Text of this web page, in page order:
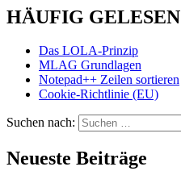
HÄUFIG GELESEN
Das LOLA-Prinzip
MLAG Grundlagen
Notepad++ Zeilen sortieren
Cookie-Richtlinie (EU)
Suchen nach:
Neueste Beiträge